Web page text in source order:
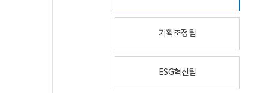
기획조정팀
ESG혁신팀